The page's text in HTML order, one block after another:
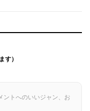
す）
ントへのいいジャン、お